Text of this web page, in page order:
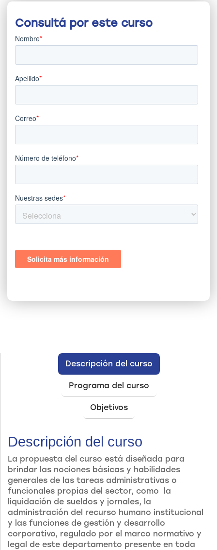
Consultá por este curso
Descripción del curso
Programa del curso
Objetivos
Descripción del curso
La propuesta del curso está diseñada para
brindar las nociones básicas y habilidades
generales de las tareas administrativas o
funcionales propias del sector, como la
liquidación de sueldos y jornales, la
administración del recurso humano institucional
y las funciones de gestión y desarrollo
corporativo, regulado por el marco normativo y
legal de este departamento presente en toda